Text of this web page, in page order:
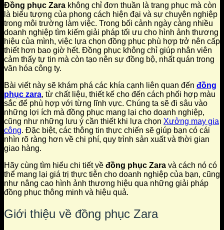
Đồng phục Zara không chỉ đơn thuần là trang phục mà còn
là biểu tượng của phong cách hiện đại và sự chuyên nghiệp
trong môi trường làm việc. Trong bối cảnh ngày càng nhiều
doanh nghiệp tìm kiếm giải pháp tối ưu cho hình ảnh thương
hiệu của mình, việc lựa chọn đồng phục phù hợp trở nên cấp
thiết hơn bao giờ hết. Đồng phục không chỉ giúp nhân viên
cảm thấy tự tin mà còn tạo nên sự đồng bộ, nhất quán trong
văn hóa công ty.
Bài viết này sẽ khám phá các khía cạnh liên quan đến đồng
phục zara, từ chất liệu, thiết kế cho đến cách phối hợp màu
sắc để phù hợp với từng lĩnh vực. Chúng ta sẽ đi sâu vào
những lợi ích mà đồng phục mang lại cho doanh nghiệp,
cũng như những lưu ý cần thiết khi lựa chọn Xưởng may gia
công. Đặc biệt, các thông tin thực chiến sẽ giúp bạn có cái
nhìn rõ ràng hơn về chi phí, quy trình sản xuất và thời gian
giao hàng.
Hãy cùng tìm hiểu chi tiết về đồng phục Zara và cách nó có
thể mang lại giá trị thực tiễn cho doanh nghiệp của bạn, cũng
như nâng cao hình ảnh thương hiệu qua những giải pháp
đồng phục thông minh và hiệu quả.
Giới thiệu về đồng phục Zara